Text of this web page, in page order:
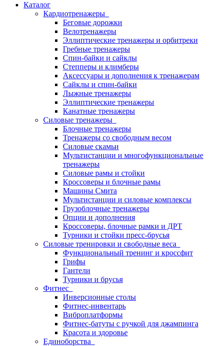
Каталог
Кардиотренажеры
Беговые дорожки
Велотренажеры
Эллиптические тренажеры и орбитреки
Гребные тренажеры
Спин-байки и сайклы
Степперы и климберы
Аксессуары и дополнения к тренажерам
Сайклы и спин-байки
Лыжные тренажеры
Эллиптические тренажеры
Канатные тренажеры
Силовые тренажеры
Блочные тренажеры
Тренажеры со свободным весом
Силовые скамьи
Мультистанции и многофункциональные
тренажеры
Силовые рамы и стойки
Кроссоверы и блочные рамы
Машины Смита
Мультистанции и силовые комплексы
Грузоблочные тренажеры
Опции и дополнения
Кроссоверы, блочные рамки и ДРТ
Турники и стойки пресс-брусья
Силовые тренировки и свободные веса
Функциональный тренинг и кроссфит
Грифы
Гантели
Турники и брусья
Фитнес
Инверсионные столы
Фитнес-инвентарь
Виброплатформы
Фитнес-батуты с ручкой для джампинга
Красота и здоровье
Единоборства